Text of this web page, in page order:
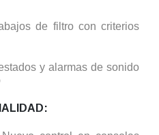
de filtro con criterios
y alarmas de sonido